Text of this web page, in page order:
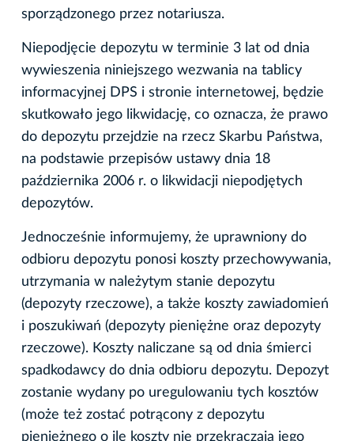
sporządzonego przez notariusza.
Niepodjęcie depozytu w terminie 3 lat od dnia
wywieszenia niniejszego wezwania na tablicy
informacyjnej DPS i stronie internetowej, będzie
skutkowało jego likwidację, co oznacza, że prawo
do depozytu przejdzie na rzecz Skarbu Państwa,
na podstawie przepisów ustawy dnia 18
października 2006 r. o likwidacji niepodjętych
depozytów.
Jednocześnie informujemy, że uprawniony do
odbioru depozytu ponosi koszty przechowywania,
utrzymania w należytym stanie depozytu
(depozyty rzeczowe), a także koszty zawiadomień
i poszukiwań (depozyty pieniężne oraz depozyty
rzeczowe). Koszty naliczane są od dnia śmierci
spadkodawcy do dnia odbioru depozytu. Depozyt
zostanie wydany po uregulowaniu tych kosztów
(może też zostać potrącony z depozytu
pieniężnego o ile koszty nie przekraczają jego